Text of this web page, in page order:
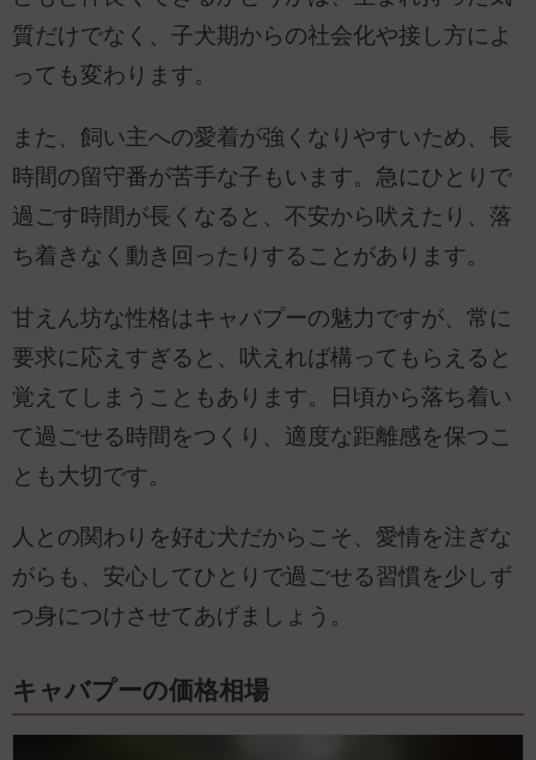
質だけでなく、子犬期からの社会化や接し方によ
っても変わります。
また、飼い主への愛着が強くなりやすいため、長
時間の留守番が苦手な子もいます。急にひとりで
過ごす時間が長くなると、不安から吠えたり、落
ち着きなく動き回ったりすることがあります。
甘えん坊な性格はキャバプーの魅力ですが、常に
要求に応えすぎると、吠えれば構ってもらえると
覚えてしまうこともあります。日頃から落ち着い
て過ごせる時間をつくり、適度な距離感を保つこ
とも大切です。
人との関わりを好む犬だからこそ、愛情を注ぎな
がらも、安心してひとりで過ごせる習慣を少しず
つ身につけさせてあげましょう。
キャバプーの価格相場